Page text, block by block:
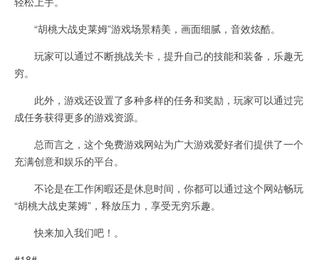
“胡桃大战史莱姆”游戏场景精美，画面细腻，音效炫酷。
玩家可以通过不断挑战关卡，提升自己的技能和装备，乐趣无
穷。
此外，游戏还设置了多种多样的任务和奖励，玩家可以通过完
成任务获得更多的游戏资源。
总而言之，这个免费游戏网站为广大游戏爱好者们提供了一个
充满创意和娱乐的平台。
不论是在工作闲暇还是休息时间，你都可以通过这个网站畅玩
“胡桃大战史莱姆”，释放压力，享受无穷乐趣。
快来加入我们吧！。